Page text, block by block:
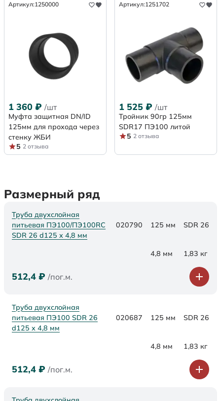
Артикул:1250000
1 360 ₽ /шт
Муфта защитная DN/ID
125мм для прохода через
стенку ЖБИ
5 2 отзыва
Артикул:1251702
1 525 ₽ /шт
Тройник 90гр 125мм
SDR17 ПЭ100 литой
5 2 отзыва
Размерный ряд
Труба двухслойная
питьевая ПЭ100/ПЭ100RC
SDR 26 d125 х 4,8 мм
020790 125 мм SDR 26
4,8 мм 1,83 кг
512,4 ₽ /пог.м.
Труба двухслойная
питьевая ПЭ100 SDR 26
d125 х 4,8 мм
020687 125 мм SDR 26
4,8 мм 1,83 кг
512,4 ₽ /пог.м.